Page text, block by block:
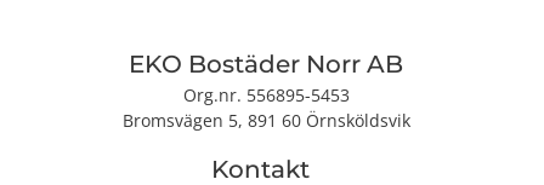
EKO Bostäder Norr AB
Org.nr. 556895-5453
Bromsvägen 5, 891 60 Örnsköldsvik
Kontakt